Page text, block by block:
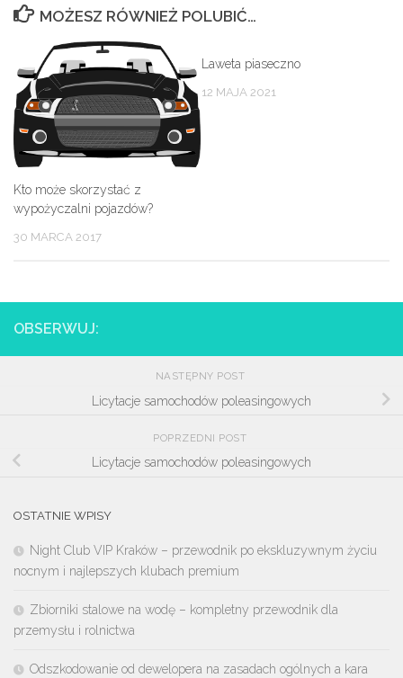
MOŻESZ RÓWNIEŻ POLUBIĆ…
Kto może skorzystać z
wypożyczalni pojazdów?
30 MARCA 2017
Laweta piaseczno
12 MAJA 2021
OBSERWUJ:
NASTĘPNY POST
Licytacje samochodów poleasingowych
POPRZEDNI POST
Licytacje samochodów poleasingowych
OSTATNIE WPISY
Night Club VIP Kraków – przewodnik po ekskluzywnym życiu
nocnym i najlepszych klubach premium
Zbiorniki stalowe na wodę – kompletny przewodnik dla
przemysłu i rolnictwa
Odszkodowanie od dewelopera na zasadach ogólnych a kara